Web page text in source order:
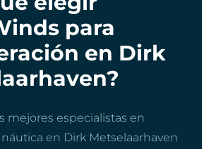
para
en Dirk
mejores especialistas en
en Dirk Metselaarhaven